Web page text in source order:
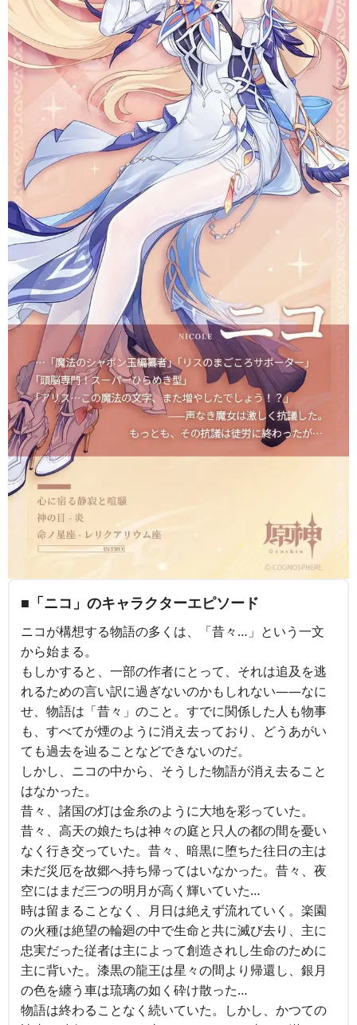
■「ニコ」のキャラクターエピソード
ニコが構想する物語の多くは、「昔々…」という一文
から始まる。
もしかすると、一部の作者にとって、それは追及を逃
れるための言い訳に過ぎないのかもしれない――なに
せ、物語は「昔々」のこと。すでに関係した人も物事
も、すべてが煙のように消え去っており、どうあがい
ても過去を辿ることなどできないのだ。
しかし、ニコの中から、そうした物語が消え去ること
はなかった。
昔々、諸国の灯は金糸のように大地を彩っていた。
昔々、高天の娘たちは神々の庭と只人の都の間を憂い
なく行き交っていた。昔々、暗黒に堕ちた往日の主は
未だ災厄を故郷へ持ち帰ってはいなかった。昔々、夜
空にはまだ三つの明月が高く輝いていた…
時は留まることなく、月日は絶えず流れていく。楽園
の火種は絶望の輪廻の中で生命と共に滅び去り、主に
忠実だった従者は主によって創造されし生命のために
主に背いた。漆黒の龍王は星々の間より帰還し、銀月
の色を纏う車は琉璃の如く砕け散った…
物語は終わることなく続いていた。しかし、かつての